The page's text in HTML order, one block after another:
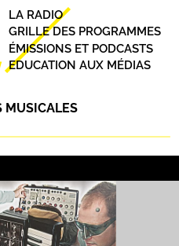
MUSICALES
Principal
LA RADIO
GRILLE DES PROGRAMMES
ÉMISSIONS ET PODCASTS
EDUCATION AUX MÉDIAS